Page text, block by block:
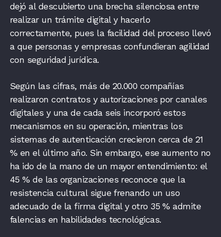
dejó al descubierto una brecha silenciosa entre
realizar un trámite digital y hacerlo
correctamente, pues la facilidad del proceso llevó
a que personas y empresas confundieran agilidad
con seguridad jurídica.
Según las cifras, más de 20.000 compañías
realizaron contratos y autorizaciones por canales
digitales y una de cada seis incorporó estos
mecanismos en su operación, mientras los
sistemas de autenticación crecieron cerca de 21
% en el último año. Sin embargo, ese aumento no
ha ido de la mano de un mayor entendimiento: el
45 % de las organizaciones reconoce que la
resistencia cultural sigue frenando un uso
adecuado de la firma digital y otro 35 % admite
falencias en habilidades tecnológicas.